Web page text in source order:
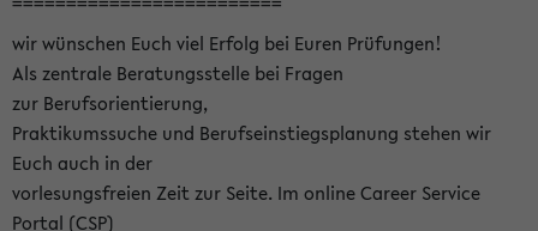
wir wünschen Euch viel Erfolg bei Euren Prüfungen!
Als zentrale Beratungsstelle bei Fragen
zur Berufsorientierung,
Praktikumssuche und Berufseinstiegsplanung stehen wir
Euch auch in der
vorlesungsfreien Zeit zur Seite. Im online Career Service
Portal (CSP)